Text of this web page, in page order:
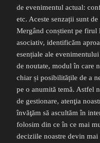
de evenimentul actual:
etc. Aceste senzații sunt
Mergând conștient pe firul
asociativ, identificăm
esențiale ale
de noutate, modul în care
chiar și posibilitățile de a
pe o anumită temă. Astfel
de gestionare, atenţia
învăţăm să ascultăm în
folosim din ce în ce mai
deciziile noastre devin